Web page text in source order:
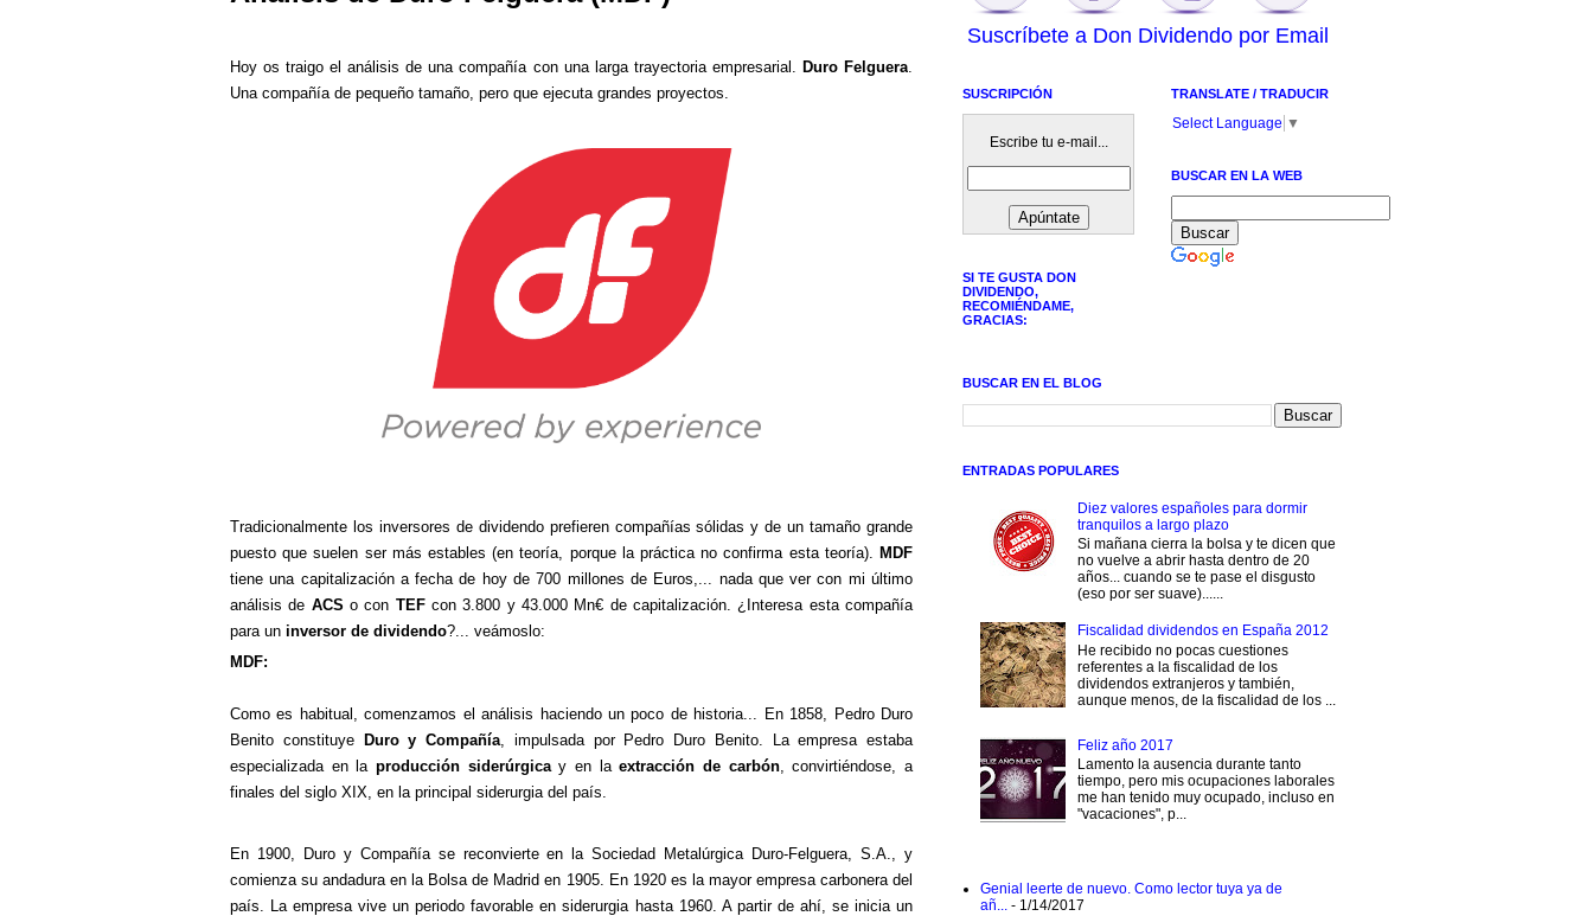
Hoy os traigo el análisis de una compañía con una larga trayectoria empresarial. Duro Felguera
Una compañía de pequeño tamaño, pero que ejecuta grandes proyectos.
Tradicionalmente los inversores de dividendo prefieren compañías sólidas y de un tamaño grande
puesto que suelen ser más estables (en teoría, porque la práctica no confirma esta teoría).
MDF
tiene una capitalización a fecha de hoy de 700 millones de Euros,... nada que ver con mi último
análisis de ACS o con TEFcon 3.800 y 43.000 Mn€ de capitalización. ¿Interesa esta compañía
para un inversor de dividendo?... veámoslo:
MDF:
Como es habitual, comenzamos el análisis haciendo un poco de historia... En 1858, Pedro Duro
Benito constituyeDuro y Compañía , impulsada por Pedro Duro Benito. La empresa estaba
especializada en la producción siderúrgicay en laextracción de carbón, convirtiéndose, a
finales del siglo XIX, en la principal siderurgia del país.
En 1900, Duro y Compañía se reconvierte en la Sociedad Metalúrgica Duro-Felguera, S.A., y
comienza su andadura en la Bolsa de Madrid en 1905. En 1920 es la mayor empresa carbonera del
país. La empresa vive un periodo favorable en siderurgia hasta 1960. A partir de ahí, se inicia un
Suscríbete a Don Dividendo por Email
SUSCRIPCIÓN
Escribe tu e-mail...
SI TE GUSTA DON
DIVIDENDO,
RECOMIÉNDAME,
GRACIAS:
TRANSLATE / TRADUCIR
Select Language ▼
BUSCAR EN LA WEB
BUSCAR EN EL BLOG
ENTRADAS POPULARES
Diez valores españoles para dormir
tranquilos a largo plazo
Si mañana cierra la bolsa y te dicen que
no vuelve a abrir hasta dentro de 20
años... cuando se te pase el disgusto
(eso por ser suave)......
Fiscalidad dividendos en España 2012
He recibido no pocas cuestiones
referentes a la fiscalidad de los
dividendos extranjeros y también,
aunque menos, de la fiscalidad de los ...
Feliz año 2017
Lamento la ausencia durante tanto
tiempo, pero mis ocupaciones laborales
me han tenido muy ocupado, incluso en
"vacaciones", p...
Genial leerte de nuevo. Como lector tuya ya de
añ... - 1/14/2017